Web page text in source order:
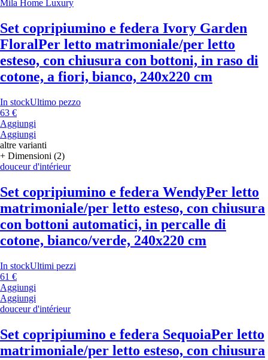
Mila Home Luxury
Set copripiumino e federa Ivory Garden
FloralPer letto matrimoniale/per letto
esteso, con chiusura con bottoni, in raso di
cotone, a fiori, bianco, 240x220 cm
In stockUltimo pezzo
63 €
Aggiungi
Aggiungi
altre varianti
+ Dimensioni (2)
douceur d'intérieur
Set copripiumino e federa WendyPer letto
matrimoniale/per letto esteso, con chiusura
con bottoni automatici, in percalle di
cotone, bianco/verde, 240x220 cm
In stockUltimi pezzi
61 €
Aggiungi
Aggiungi
douceur d'intérieur
Set copripiumino e federa SequoiaPer letto
matrimoniale/per letto esteso, con chiusura